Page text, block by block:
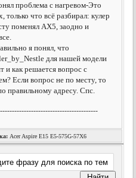
проблема с нагревом-Это
только что всё разбирал: кулер
поменял АХ5, заодно и
я понял, что
для нашей модели
и как решается вопрос с
Если вопрос не по месту, то
правильному адресу. Спс.
Acer Aspire E15 E5-575G-57X6